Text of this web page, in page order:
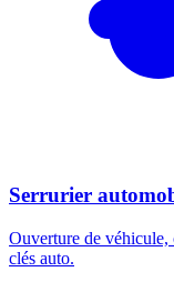
Serrurier
Ouverture de véhicule,
clés auto.